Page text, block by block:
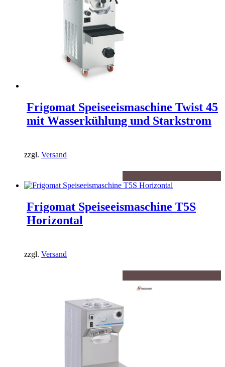
Frigomat Speiseeismaschine Twist 45
mit Wasserkühlung und Starkstrom
zzgl. Versand
Frigomat Speiseeismaschine T5S
Horizontal
zzgl. Versand